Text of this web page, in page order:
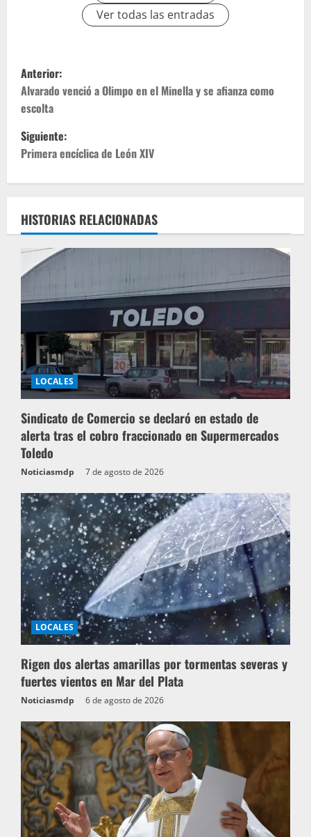
Ver todas las entradas
Anterior:
Alvarado venció a Olimpo en el Minella y se afianza como
escolta
Siguiente:
Primera encíclica de León XIV
HISTORIAS RELACIONADAS
LOCALES
Sindicato de Comercio se declaró en estado de
alerta tras el cobro fraccionado en Supermercados
Toledo
Noticiasmdp 7 de agosto de 2026
LOCALES
Rigen dos alertas amarillas por tormentas severas y
fuertes vientos en Mar del Plata
Noticiasmdp 6 de agosto de 2026